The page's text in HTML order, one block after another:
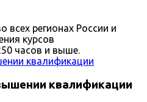
всех регионах России и
курсов
часов и выше.
квалификации